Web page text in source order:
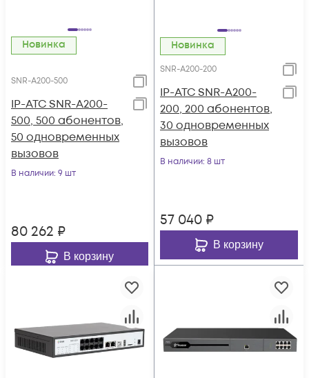
Новинка
SNR-A200-500
IP-АТС SNR-A200-
500, 500 абонентов,
50 одновременных
вызовов
В наличии: 9 шт
80 262 ₽
В корзину
Новинка
SNR-A200-200
IP-АТС SNR-A200-
200, 200 абонентов,
30 одновременных
вызовов
В наличии: 8 шт
57 040 ₽
В корзину